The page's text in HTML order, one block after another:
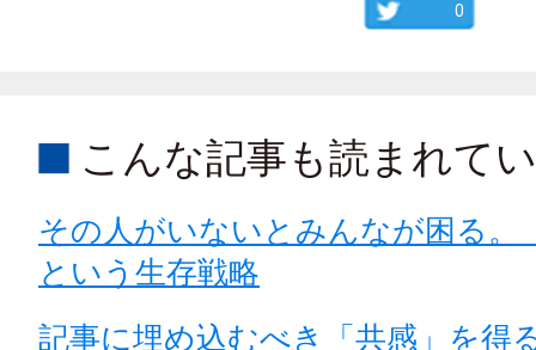
0
こんな記事も読まれて
その人がいないとみんなが困る。
という生存戦略
記事に埋め込むべき「共感」を得